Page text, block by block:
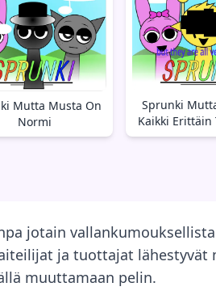
Mutta Musta On
Normi
Sprunki
Kaikki Erittäin
jotain
ja tuottajat
muuttamaan pelin.